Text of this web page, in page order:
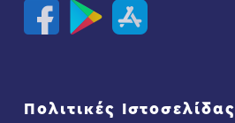
Πολιτικές Ιστοσελίδας